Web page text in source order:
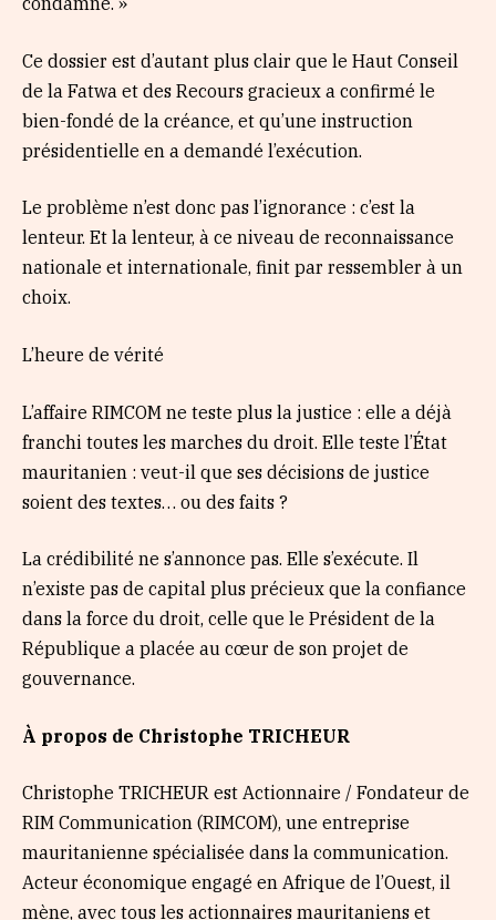
Ce dossier est d’autant plus clair que le Haut Conseil
de la Fatwa et des Recours gracieux a confirmé le
bien-fondé de la créance, et qu’une instruction
présidentielle en a demandé l’exécution.
Le problème n’est donc pas l’ignorance : c’est la
lenteur. Et la lenteur, à ce niveau de reconnaissance
nationale et internationale, finit par ressembler à un
choix.
L’heure de vérité
L’affaire RIMCOM ne teste plus la justice : elle a déjà
franchi toutes les marches du droit. Elle teste l’État
mauritanien : veut-il que ses décisions de justice
soient des textes… ou des faits ?
La crédibilité ne s’annonce pas. Elle s’exécute. Il
n’existe pas de capital plus précieux que la confiance
dans la force du droit, celle que le Président de la
République a placée au cœur de son projet de
gouvernance.
À propos de Christophe TRICHEUR
Christophe TRICHEUR est Actionnaire / Fondateur de
RIM Communication (RIMCOM), une entreprise
mauritanienne spécialisée dans la communication.
Acteur économique engagé en Afrique de l’Ouest, il
mène, avec tous les actionnaires mauritaniens et